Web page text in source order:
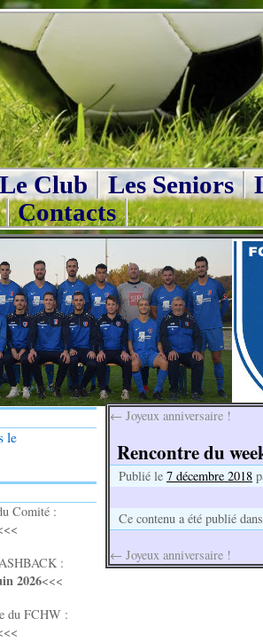
Le Club Les Seniors
Contacts
← Joyeux anniversaire !
Rencontre du
Publié le 7 décembre 2018
Ce contenu a été publié
← Joyeux anniversaire !
le
Comité :
:
2026<<<
du FCHW :